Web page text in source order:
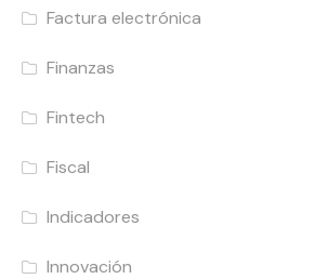
Factura electrónica
Finanzas
Fintech
Fiscal
Indicadores
Innovación